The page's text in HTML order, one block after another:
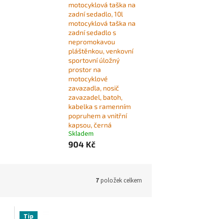
motocyklová taška na
zadní sedadlo, 10l
motocyklová taška na
zadní sedadlo s
nepromokavou
pláštěnkou, venkovní
sportovní úložný
prostor na
motocyklové
zavazadla, nosič
zavazadel, batoh,
kabelka s ramenním
popruhem a vnitřní
kapsou, černá
Skladem
904 Kč
7položek celkem
Tip